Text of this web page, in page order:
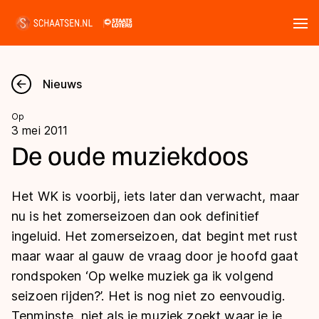
Nieuws
Kalender
Marathon
Langebaan
Inlineskaten
Uitslagen
Langebaan
Shorttrack
Marathon
Tijden & historie
Ranglijsten Langebaan
Nieuws
Op
3 mei 2011
De oude muziekdoos
Het WK is voorbij, iets later dan verwacht, maar
nu is het zomerseizoen dan ook definitief
ingeluid. Het zomerseizoen, dat begint met rust
maar waar al gauw de vraag door je hoofd gaat
rondspoken ‘Op welke muziek ga ik volgend
seizoen rijden?’. Het is nog niet zo eenvoudig.
Tenminste, niet als je muziek zoekt waar je je